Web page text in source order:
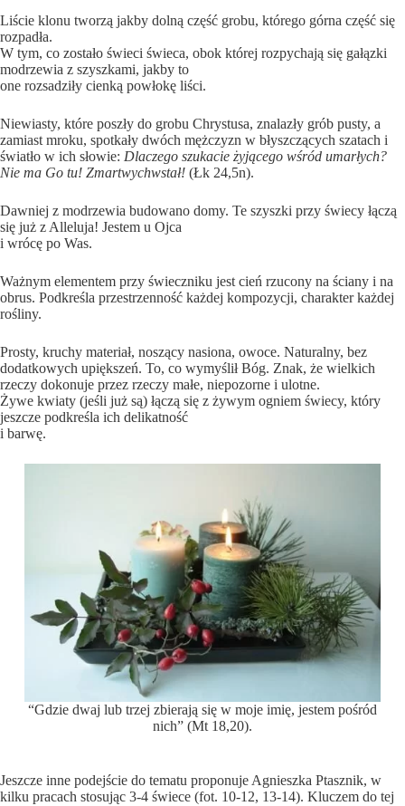
Liście klonu tworzą jakby dolną część grobu, którego górna część się
rozpadła.
W tym, co zostało świeci świeca, obok której rozpychają się gałązki
modrzewia z szyszkami, jakby to
one rozsadziły cienką powłokę liści.
Niewiasty, które poszły do grobu Chrystusa, znalazły grób pusty, a
zamiast mroku, spotkały dwóch mężczyzn w błyszczących szatach i
światło w ich słowie: Dlaczego szukacie żyjącego wśród umarłych?
Nie ma Go tu! Zmartwychwstał! (Łk 24,5n).
Dawniej z modrzewia budowano domy. Te szyszki przy świecy łączą
się już z Alleluja! Jestem u Ojca
i wrócę po Was.
Ważnym elementem przy świeczniku jest cień rzucony na ściany i na
obrus. Podkreśla przestrzenność każdej kompozycji, charakter każdej
rośliny.
Prosty, kruchy materiał, noszący nasiona, owoce. Naturalny, bez
dodatkowych upiększeń. To, co wymyślił Bóg. Znak, że wielkich
rzeczy dokonuje przez rzeczy małe, niepozorne i ulotne.
Żywe kwiaty (jeśli już są) łączą się z żywym ogniem świecy, który
jeszcze podkreśla ich delikatność
i barwę.
“Gdzie dwaj lub trzej zbierają się w moje imię, jestem pośród
nich” (Mt 18,20).
Jeszcze inne podejście do tematu proponuje Agnieszka Ptasznik, w
kilku pracach stosując 3-4 świece (fot. 10-12, 13-14). Kluczem do tej